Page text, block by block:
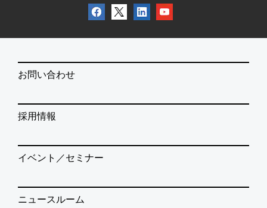
お問い合わせ
採用情報
イベント／セミナー
ニュースルーム